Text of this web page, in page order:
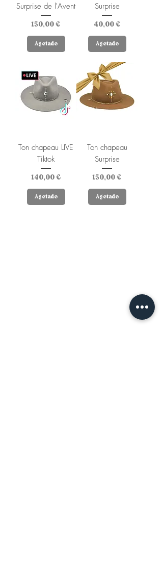
Surprise de l'Avent
Precio
150,00 €
Agotado
Surprise
Precio
40,00 €
Agotado
Ton chapeau LIVE
Tiktok
Precio
140,00 €
Agotado
Ton chapeau
Surprise
Precio
150,00 €
Agotado